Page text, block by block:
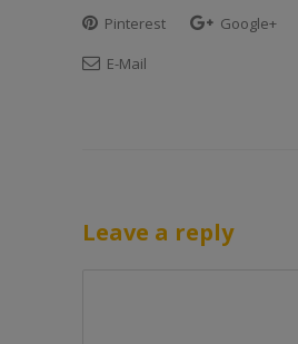
Pinterest
Google+
E-Mail
Leave a reply